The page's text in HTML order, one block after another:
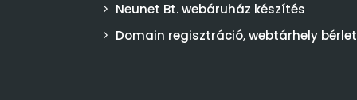
Neunet Bt. webáruház készítés
Domain regisztráció, webtárhely bérlet